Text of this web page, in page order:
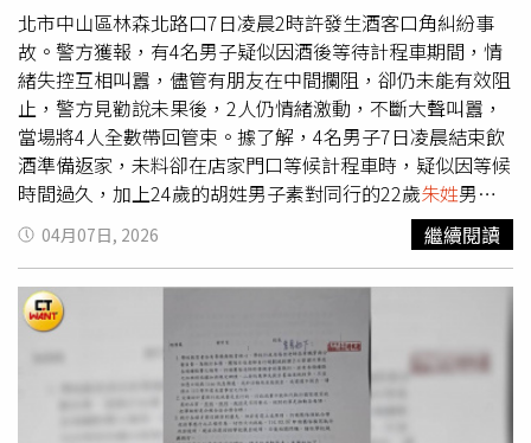
北市中山區林森北路口7日凌晨2時許發生酒客口角糾紛事
故。警方獲報，有4名男子疑似因酒後等待計程車期間，情
緒失控互相叫囂，儘管有朋友在中間攔阻，卻仍未能有效阻
止，警方見勸說未果後，2人仍情緒激動，不斷大聲叫囂，
當場將4人全數帶回管束。據了解，4名男子7日凌晨結束飲
酒準備返家，未料卻在店家門口等候計程車時，疑似因等候
時間過久，加上24歲的胡姓男子素對同行的22歲朱姓男子
頗有不滿，酒後情緒上來，怒對朱男不斷叫罵。儘管29歲的
謝姓男子與28歲的王姓男子見狀第一時間立即阻止，2人各
拉一人以避免情勢升溫，但叫囂音量仍引起附近民眾注意，
緊急報警處理。警方獲報到場後，先是將2方拉開，但胡男
仍拒絕離開並持續大聲叫囂，警方擔心胡男等人恐有危害他
人安全之虞，並基於維護公共秩序及防止危害之必要，依法
執行管束，將4人帶返派出所，俟情緒穩定後，由其友人到
場帶回照護。中山分局呼籲，民眾飲酒應節制，避免因酒後
04月07日, 2026 繼續閱讀